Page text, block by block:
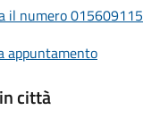
il numero 015609115
appuntamento
città